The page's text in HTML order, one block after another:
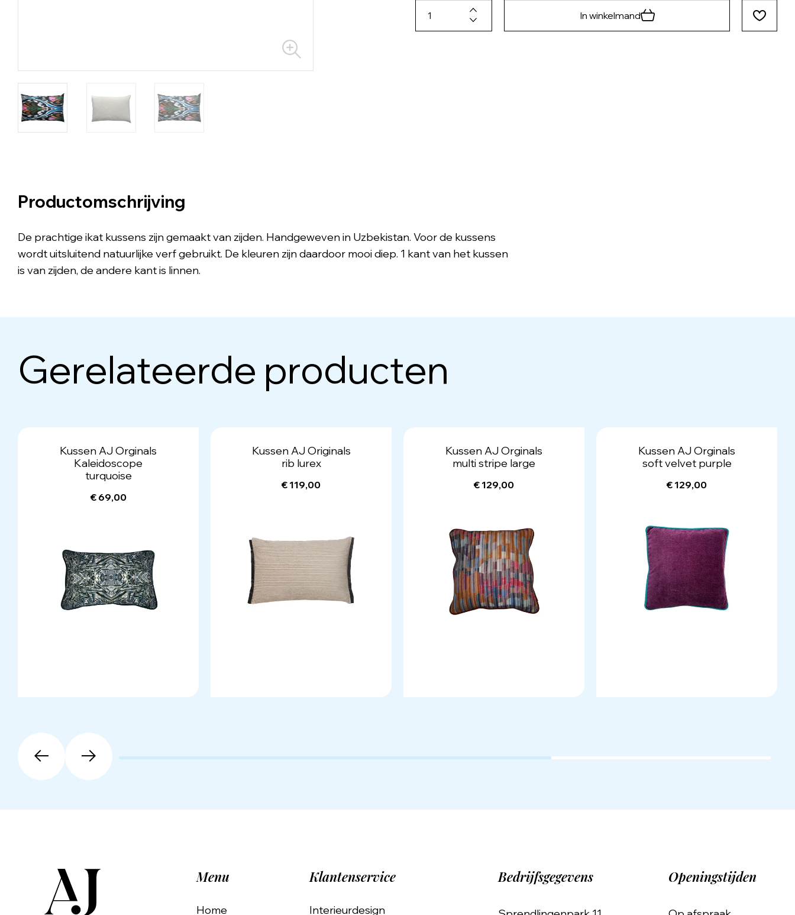
In winkelmand
Productomschrijving
De prachtige ikat kussens zijn gemaakt van zijden. Handgeweven in Uzbekistan. Voor de kussens
wordt uitsluitend natuurlijke verf gebruikt. De kleuren zijn daardoor mooi diep. 1 kant van het kussen
is van zijden, de andere kant is linnen.
Gerelateerde producten
Kussen AJ Orginals
Kaleidoscope
turquoise
€ 69,00
Kussen AJ Originals
rib lurex
€ 119,00
Kussen AJ Orginals
multi stripe large
€ 129,00
Kussen AJ Orginals
soft velvet purple
€ 129,00
Menu
Home
Klantenservice
Interieurdesign
Bedrijfsgegevens Openingstijden